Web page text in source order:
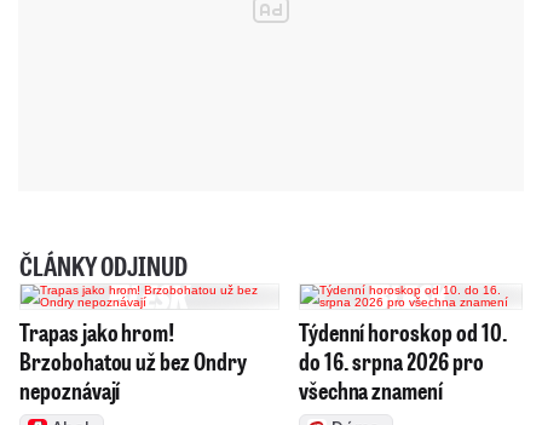
ČLÁNKY ODJINUD
Trapas jako hrom!
Brzobohatou už bez Ondry
nepoznávají
Týdenní horoskop od 10.
do 16. srpna 2026 pro
všechna znamení